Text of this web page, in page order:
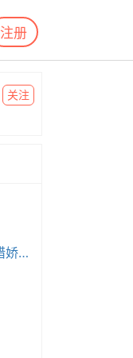
注册
关注
97年年轻的花式妹子素颜不错娇小型